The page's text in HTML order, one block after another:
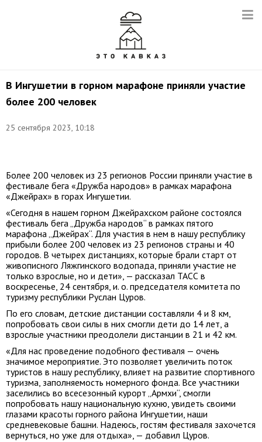
В Ингушетии в горном марафоне приняли участие
более 200 человек
25 сентября 2023, 10:18
Более 200 человек из 23 регионов России приняли участие в
фестивале бега «Дружба народов» в рамках марафона
«Джейрах» в горах Ингушетии.
«Сегодня в нашем горном Джейрахском районе состоялся
фестиваль бега „Дружба народов“ в рамках пятого
марафона „Джейрах“. Для участия в нем в нашу республику
прибыли более 200 человек из 23 регионов страны и 40
городов. В четырех дистанциях, которые брали старт от
живописного Ляжгинского водопада, приняли участие не
только взрослые, но и дети», — рассказал ТАСС в
воскресенье, 24 сентября, и. о. председателя комитета по
туризму республики Руслан Цуров.
По его словам, детские дистанции составляли 4 и 8 км,
попробовать свои силы в них смогли дети до 14 лет, а
взрослые участники преодолели дистанции в 21 и 42 км.
«Для нас проведение подобного фестиваля — очень
значимое мероприятие. Это позволяет увеличить поток
туристов в нашу республику, влияет на развитие спортивного
туризма, заполняемость номерного фонда. Все участники
заселились во всесезонный курорт „Армхи“, смогли
попробовать нашу национальную кухню, увидеть своими
глазами красоты горного района Ингушетии, наши
средневековые башни. Надеюсь, гостям фестиваля захочется
вернуться, но уже для отдыха», — добавил Цуров.